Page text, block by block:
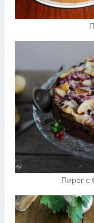
Пирог с